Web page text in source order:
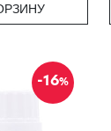
-16%